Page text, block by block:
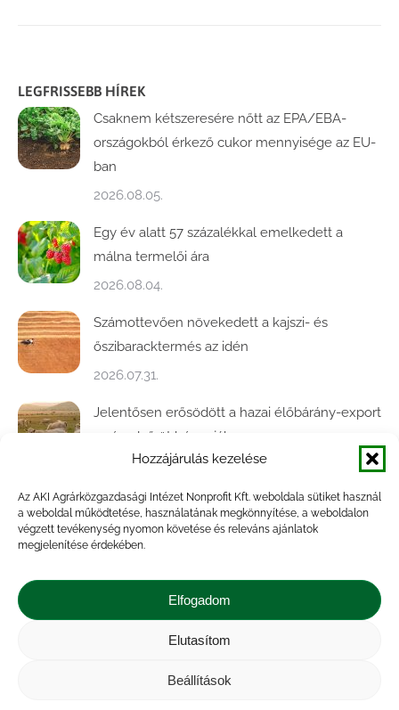
Hozzájárulás kezelése
Az AKI Agrárközgazdasági Intézet Nonprofit Kft. weboldala sütiket használ
a weboldal működtetése, használatának megkönnyítése, a weboldalon
végzett tevékenység nyomon követése és releváns ajánlatok
megjelenítése érdekében.
Elfogadom
Elutasítom
Beállítások
LEGFRISSEBB HÍREK
Csaknem kétszeresére nőtt az EPA/EBA-
országokból érkező cukor mennyisége az EU-
ban
2026.08.05.
Egy év alatt 57 százalékkal emelkedett a
málna termelői ára
2026.08.04.
Számottevően növekedett a kajszi- és
őszibaracktermés az idén
2026.07.31.
Jelentősen erősödött a hazai élőbárány-export
az év első öt hónapjában
2026.07.28.
Közel ötödével bővült a baromfivágás
Magyarországon
A végéhez közelít az őszi búza betakarítása
2026.07.21.